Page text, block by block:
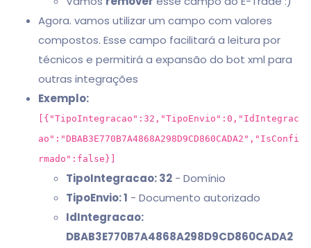
Agora. vamos utilizar um campo com valores
compostos. Esse campo facilitará a leitura por
técnicos e permitirá a expansão do bot xml para
outras integrações
Exemplo:
[{"TipoIntegracao":32,"TipoEnvio":0,"IdIntegrac
ao":"DBAB3E770B7A4868A298D9CD860CADA2","IsConfi
rmado":false}]
TipoIntegracao: 32 - Domínio
TipoEnvio: 1 - Documento autorizado
IdIntegracao:
DBAB3E770B7A4868A298D9CD860CADA2